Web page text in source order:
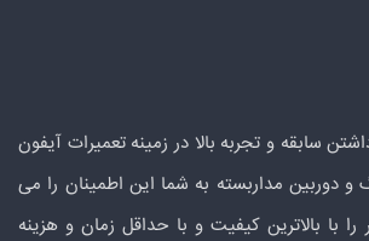
سابقه و تجربه بالا در زمینه تعمیرات آیفون
دوربین مداربسته به شما این اطمینان را می
با بالاترین کیفیت و با حداقل زمان و هزینه